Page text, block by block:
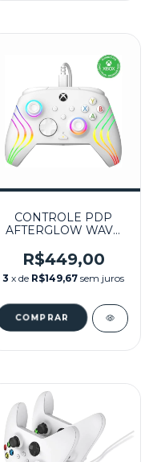
CONTROLE PDP
AFTERGLOW WAVE
CONTROLLER WHITE
BRANCO
LICENCIADO
X,S, ONE
R$449,00
3 x de R$149,67 sem juros